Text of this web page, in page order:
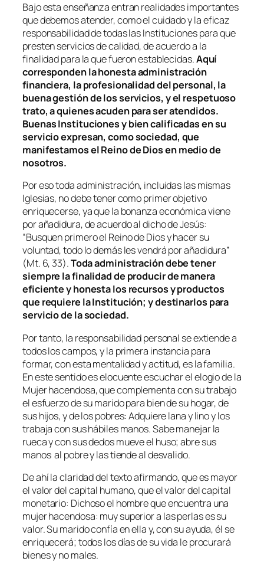
Bajo esta enseñanza entran realidades importantes
que debemos atender, como el cuidado y la eficaz
responsabilidad de todas las Instituciones para que
presten servicios de calidad, de acuerdo a la
finalidad para la que fueron establecidas.Aquí
corresponden la honesta administración
financiera, la profesionalidad del personal, la
buena gestión de los servicios, y el respetuoso
trato, a quienes acuden para ser atendidos.
Buenas Instituciones y bien calificadas en su
servicio expresan, como sociedad, que
manifestamos el Reino de Dios en medio de
nosotros.
Por eso toda administración, incluidas las mismas
Iglesias, no debe tener como primer objetivo
enriquecerse, ya que la bonanza económica viene
por añadidura, de acuerdo al dicho de Jesús:
“Busquen primero el Reino de Dios y hacer su
voluntad, todo lo demás les vendrá por añadidura”
(Mt. 6, 33).Toda administración debe tener
siempre la finalidad de producir de manera
eficiente y honesta los recursos y productos
que requiere la Institución; y destinarlos para
servicio de la sociedad.
Por tanto, la responsabilidad personal se extiende a
todos los campos, y la primera instancia para
formar, con esta mentalidad y actitud, es la familia.
En este sentido es elocuente escuchar el elogio de la
Mujer hacendosa, que complementa con su trabajo
el esfuerzo de su marido para bien de su hogar, de
sus hijos, y de los pobres: Adquiere lana y lino y los
trabaja con sus hábiles manos. Sabe manejar la
rueca y con sus dedos mueve el huso; abre sus
manos al pobre y las tiende al desvalido.
De ahí la claridad del texto afirmando, que es mayor
el valor del capital humano, que el valor del capital
monetario: Dichoso el hombre que encuentra una
mujer hacendosa: muy superior a las perlas es su
valor. Su marido confía en ella y, con su ayuda, él se
enriquecerá; todos los días de su vida le procurará
bienes y no males.